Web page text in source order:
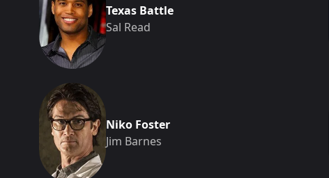
Texas Battle
Sal Read
Niko Foster
Jim Barnes